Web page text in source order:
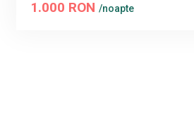
1.000 RON/noapte